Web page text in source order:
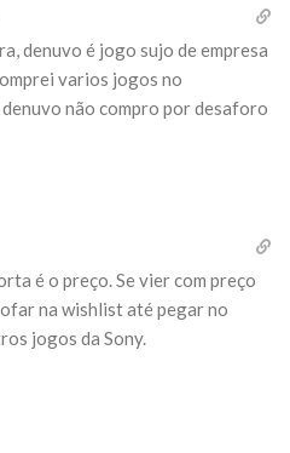
denuvo é jogo sujo de empresa
varios jogos no
não compro por desaforo
é o preço. Se vier com preço
na wishlist até pegar no
jogos da Sony.